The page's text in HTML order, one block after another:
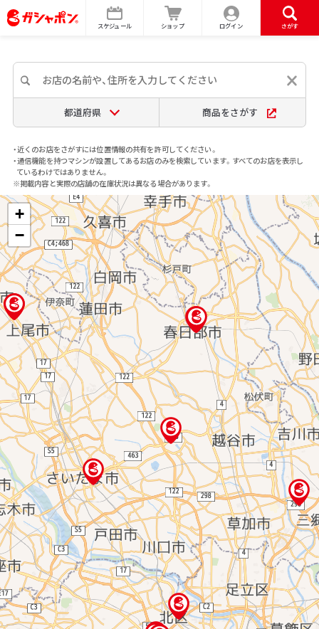
スケジュール ショップ ログイン さがす
都道府県 商品をさがす
・近くのお店をさがすには位置情報の共有を許可してください。
・通信機能を持つマシンが設置してあるお店のみを検索しています。すべてのお店を表示し
ているわけではありません。
※掲載内容と実際の店舗の在庫状況は異なる場合があります。
+
−